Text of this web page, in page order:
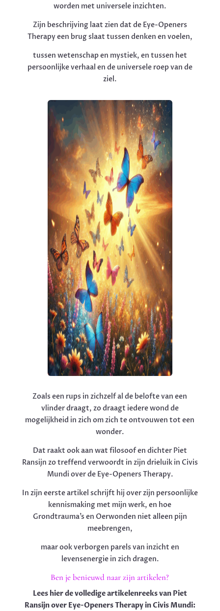
worden met universele inzichten.
Zijn beschrijving laat zien dat de Eye-Openers
Therapy een brug slaat tussen denken en voelen,
tussen wetenschap en mystiek, en tussen het
persoonlijke verhaal en de universele roep van de
ziel.
Zoals een rups in zichzelf al de belofte van een
vlinder draagt, zo draagt iedere wond de
mogelijkheid in zich om zich te ontvouwen tot een
wonder.
Dat raakt ook aan wat filosoof en dichter Piet
Ransijn zo treffend verwoordt in zijn drieluik in Civis
Mundi over de Eye-Openers Therapy.
In zijn eerste artikel schrijft hij over zijn persoonlijke
kennismaking met mijn werk, en hoe
Grondtrauma’s en Oerwonden niet alleen pijn
meebrengen,
maar ook verborgen parels van inzicht en
levensenergie in zich dragen.
Ben je benieuwd naar zijn artikelen?
Lees hier de volledige artikelenreeks van Piet
Ransijn over Eye-Openers Therapy in Civis Mundi: